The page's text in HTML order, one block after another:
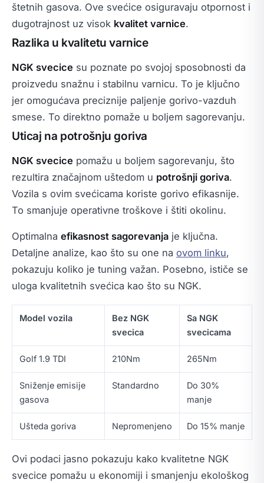
štetnih gasova. Ove svećice osiguravaju otpornost i
dugotrajnost uz visok kvalitet varnice.
Razlika u kvalitetu varnice
NGK svecice su poznate po svojoj sposobnosti da
proizvedu snažnu i stabilnu varnicu. To je ključno
jer omogućava preciznije paljenje gorivo-vazduh
smese. To direktno pomaže u boljem sagorevanju.
Uticaj na potrošnju goriva
NGK svecice pomažu u boljem sagorevanju, što
rezultira značajnom uštedom u potrošnji goriva.
Vozila s ovim svećicama koriste gorivo efikasnije.
To smanjuje operativne troškove i štiti okolinu.
Optimalna efikasnost sagorevanja je ključna.
Detaljne analize, kao što su one na ovom linku,
pokazuju koliko je tuning važan. Posebno, ističe se
uloga kvalitetnih svećica kao što su NGK.
Model vozila
Bez NGK
svecica
Sa NGK
svecicama
Golf 1.9 TDI 210Nm 265Nm
Sniženje emisije
gasova
Standardno
Do 30%
manje
Ušteda goriva Nepromenjeno Do 15% manje
Ovi podaci jasno pokazuju kako kvalitetne NGK
svecice pomažu u ekonomiji i smanjenju ekološkog